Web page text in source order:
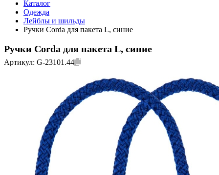
Каталог
Одежда
Лейблы и шильды
Ручки Corda для пакета L, синие
Ручки Corda для пакета L, синие
Артикул: G-23101.44